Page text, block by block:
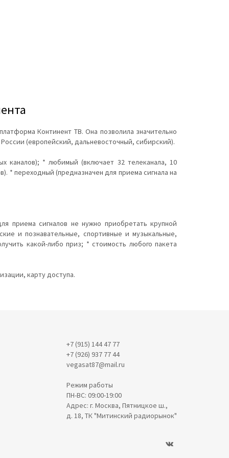
Континент ТВ. Она позволила значительно
(европейский, дальневосточный, сибирский).
каналов); * любимый (включает 32 телеканала, 10
* переходный (предназначен для приема сигнала на
приема сигналов не нужно приобретать крупной
и познавательные, спортивные и музыкальные,
какой-либо приз; * стоимость любого пакета
карту доступа.
+7 (915) 144 47 77
+7 (926) 937 77 44
vegasat87@mail.ru
Режим работы
ПН-ВС: 09:00-19:00
Адрес: г. Москва, Пятницкое ш.,
д. 18, ТК "Митинский радиорынок"